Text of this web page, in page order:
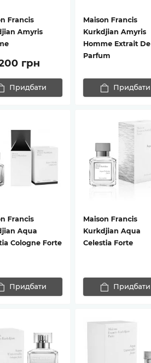
Francis
Amyris
грн
Придбати
Maison Francis
Kurkdjian Amyris
Homme Extrait De
Parfum
Придбати
Francis
Aqua
Cologne Forte
Придбати
Maison Francis
Kurkdjian Aqua
Celestia Forte
Придбати